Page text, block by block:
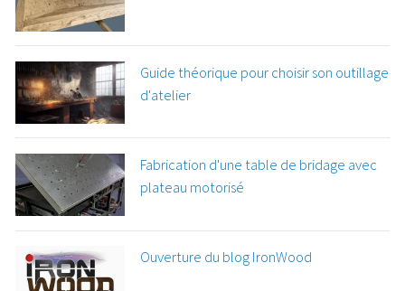
Guide théorique pour choisir son outillage
d'atelier
Fabrication d'une table de bridage avec
plateau motorisé
Ouverture du blog IronWood